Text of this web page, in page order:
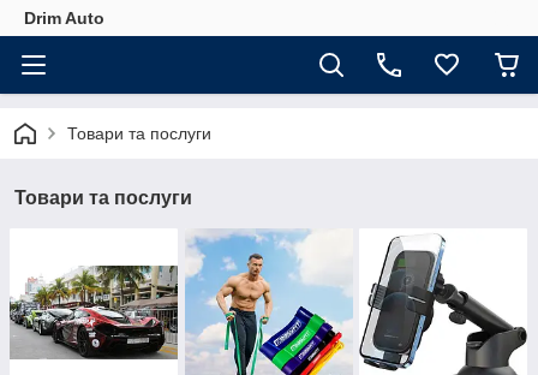
Drim Auto
Товари та послуги
Товари та послуги